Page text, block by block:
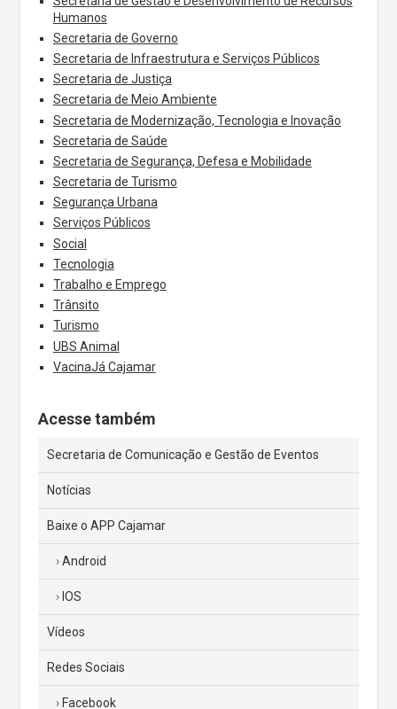
Humanos
Secretaria de Governo
Secretaria de Infraestrutura e Serviços Públicos
Secretaria de Justiça
Secretaria de Meio Ambiente
Secretaria de Modernização, Tecnologia e Inovação
Secretaria de Saúde
Secretaria de Segurança, Defesa e Mobilidade
Secretaria de Turismo
Segurança Urbana
Serviços Públicos
Social
Tecnologia
Trabalho e Emprego
Trânsito
Turismo
UBS Animal
VacinaJá Cajamar
Acesse também
Secretaria de Comunicação e Gestão de Eventos
Notícias
Baixe o APP Cajamar
Android
IOS
Vídeos
Redes Sociais
Facebook